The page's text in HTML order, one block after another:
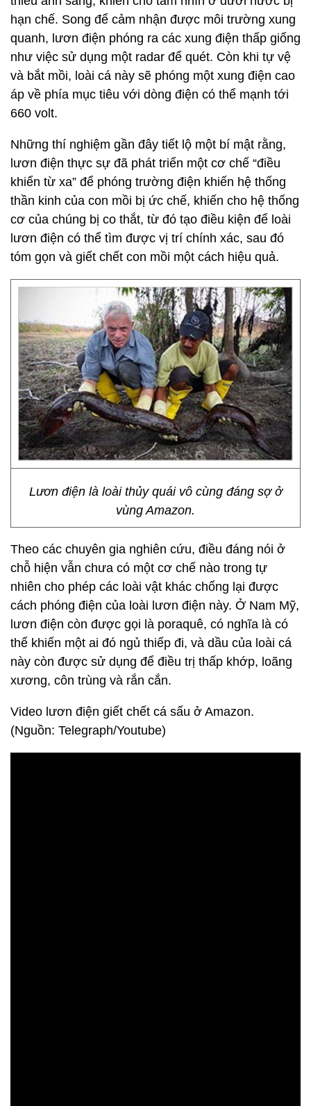
hạn chế. Song để cảm nhận được môi trường xung
quanh, lươn điện phóng ra các xung điện thấp giống
như việc sử dụng một radar để quét. Còn khi tự vệ
và bắt mồi, loài cá này sẽ phóng một xung điện cao
áp về phía mục tiêu với dòng điện có thể mạnh tới
660 volt.
Những thí nghiệm gần đây tiết lộ một bí mật rằng,
lươn điện thực sự đã phát triển một cơ chế “điều
khiển từ xa” để phóng trường điện khiến hệ thống
thần kinh của con mồi bị ức chế, khiến cho hệ thống
cơ của chúng bị co thắt, từ đó tạo điều kiện để loài
lươn điện có thể tìm được vị trí chính xác, sau đó
tóm gọn và giết chết con mồi một cách hiệu quả.
Lươn điện là loài thủy quái vô cùng đáng sợ ở
vùng Amazon.
Theo các chuyên gia nghiên cứu, điều đáng nói ở
chỗ hiện vẫn chưa có một cơ chế nào trong tự
nhiên cho phép các loài vật khác chống lại được
cách phóng điện của loài lươn điện này. Ở Nam Mỹ,
lươn điện còn được gọi là poraquê, có nghĩa là có
thể khiến một ai đó ngủ thiếp đi, và dầu của loài cá
này còn được sử dụng để điều trị thấp khớp, loãng
xương, côn trùng và rắn cắn.
Video lươn điện giết chết cá sấu ở Amazon.
(Nguồn: Telegraph/Youtube)